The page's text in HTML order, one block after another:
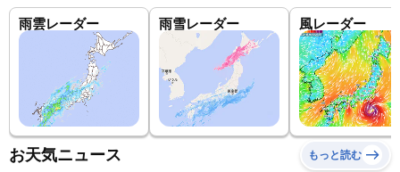
雨雲レーダー 雨雪レーダー 風レーダー
お天気ニュース もっと読む